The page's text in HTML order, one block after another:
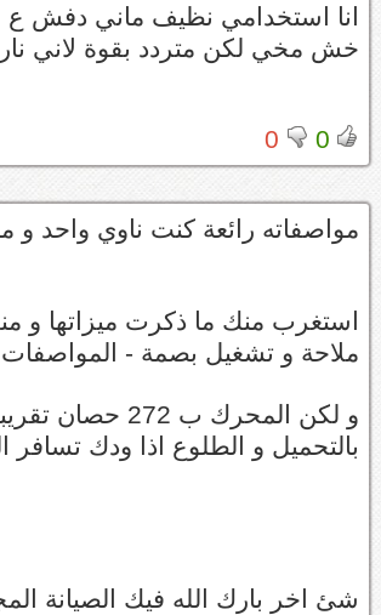
خش مخي لكن متردد بقوة لاني ناري
0
0
مواصفاته رائعة كنت ناوي واحد و
ملاحة و تشغيل بصمة - المواصفات
و لكن
بالتحميل و الطلوع اذا ودك
شئ اخر بارك الله فيك الصيانة المجانية 3 سنوات و ليست 5 على